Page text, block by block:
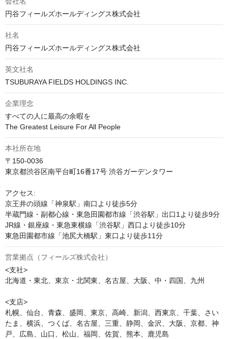
円谷フィールズホールディングス株式会社
社名
円谷フィールズホールディングス株式会社
英文社名
TSUBURAYA FIELDS HOLDINGS INC.
企業理念
すべての人に最高の余暇を
The Greatest Leisure For All People
本社所在地
〒150-0036
東京都渋谷区南平台町16番17号 渋谷ガーデンタワー
アクセス:
京王井の頭線「神泉駅」南口より徒歩5分
半蔵門線・副都心線・東急田園都市線「渋谷駅」出口1より徒歩9分
JR線・銀座線・東急東横線「渋谷駅」西口より徒歩10分
東急田園都市線「池尻大橋駅」東口より徒歩11分
営業拠点（フィールズ株式会社）
<支社>
北海道・東北、東京・北関東、名古屋、大阪、中・四国、九州
<支店>
札幌、仙台、青森、盛岡、東京、高崎、新潟、西東京、千葉、さい
たま、横浜、つくば、名古屋、三重、静岡、金沢、大阪、京都、神
戸、広島、山口、松山、福岡、佐賀、熊本、鹿児島